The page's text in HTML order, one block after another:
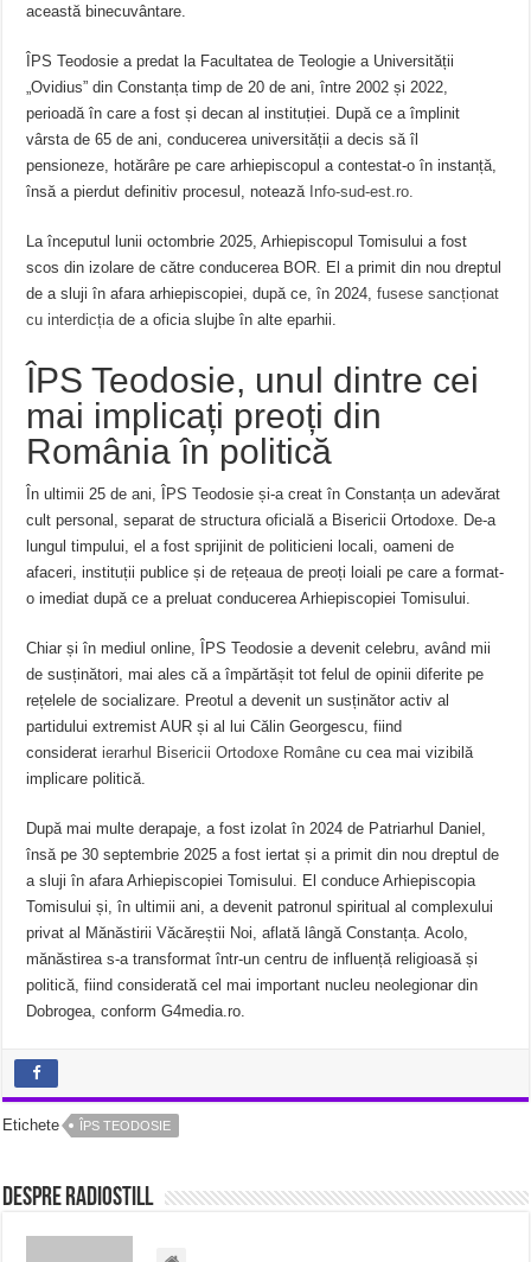
această binecuvântare.
ÎPS Teodosie a predat la Facultatea de Teologie a Universității
„Ovidius” din Constanța timp de 20 de ani, între 2002 și 2022,
perioadă în care a fost și decan al instituției. După ce a împlinit
vârsta de 65 de ani, conducerea universității a decis să îl
pensioneze, hotărâre pe care arhiepiscopul a contestat-o în instanță,
însă a pierdut definitiv procesul, notează Info-sud-est.ro.
La începutul lunii octombrie 2025, Arhiepiscopul Tomisului a fost
scos din izolare de către conducerea BOR. El a primit din nou dreptul
de a sluji în afara arhiepiscopiei, după ce, în 2024,fusese sancționat
cu interdicția de a oficia slujbe în alte eparhii.
ÎPS Teodosie, unul dintre cei
mai implicați preoți din
România în politică
În ultimii 25 de ani, ÎPS Teodosie și-a creat în Constanța un adevărat
cult personal, separat de structura oficială a Bisericii Ortodoxe. De-a
lungul timpului, el a fost sprijinit de politicieni locali, oameni de
afaceri, instituții publice și de rețeaua de preoți loiali pe care a format-
o imediat după ce a preluat conducerea Arhiepiscopiei Tomisului.
Chiar și în mediul online, ÎPS Teodosie a devenit celebru, având mii
de susținători, mai ales că a împărtășit tot felul de opinii diferite pe
rețelele de socializare. Preotul a devenit un susținător activ al
partidului extremist AUR și al lui Călin Georgescu, fiind
consideratierarhul Bisericii Ortodoxe Române cu cea mai vizibilă
implicare politică.
După mai multe derapaje, a fost izolat în 2024 de Patriarhul Daniel,
însă pe 30 septembrie 2025 a fost iertat și a primit din nou dreptul de
a sluji în afara Arhiepiscopiei Tomisului. El conduce Arhiepiscopia
Tomisului și, în ultimii ani, a devenit patronul spiritual al complexului
privat al Mănăstirii Văcăreștii Noi, aflată lângă Constanța. Acolo,
mănăstirea s-a transformat într-un centru de influență religioasă și
politică, fiind considerată cel mai important nucleu neolegionar din
Dobrogea, conform G4media.ro.
Etichete ÎPS TEODOSIE
Despre radiostill